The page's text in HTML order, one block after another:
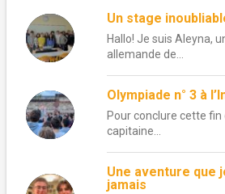
Un stage
Hallo! Je suis Aleyna,
allemande de...
Olympiade n° 3 à
Pour conclure cette fin
capitaine...
Une aventure que
jamais